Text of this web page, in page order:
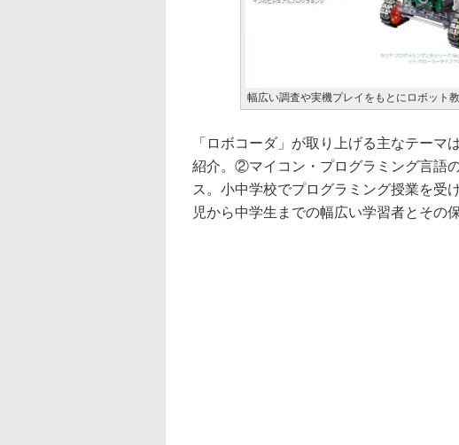
幅広い調査や実機プレイをもとにロボット
「ロボコーダ」が取り上げる主なテー
紹介。②マイコン・プログラミング言語
ス。小中学校でプログラミング授業を受
児から中学生までの幅広い学習者とその